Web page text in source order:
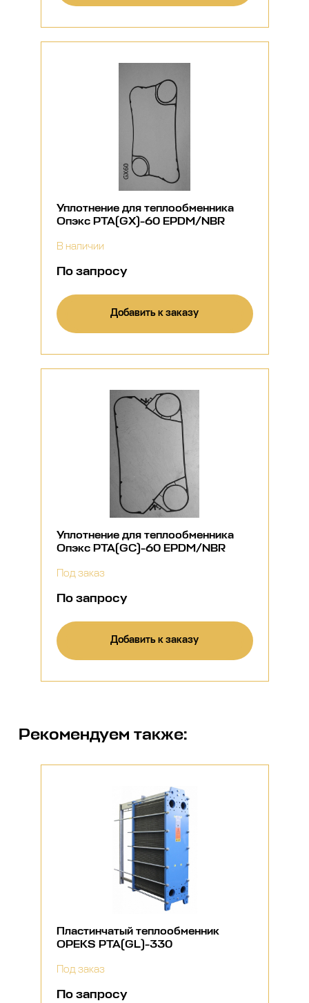
Уплотнение для теплообменника
Опэкс РТА(GX)-60 EPDM/NBR
В наличии
По запросу
Добавить к заказу
Уплотнение для теплообменника
Опэкс РТА(GC)-60 EPDM/NBR
Под заказ
По запросу
Добавить к заказу
Рекомендуем также:
Пластинчатый теплообменник
OPEKS PTA(GL)-330
Под заказ
По запросу